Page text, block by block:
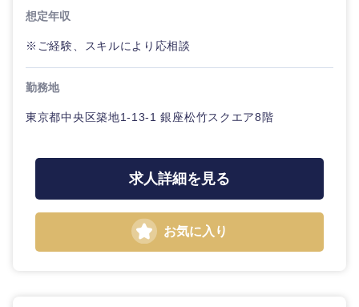
想定年収
※ご経験、スキルにより応相談
勤務地
東京都中央区築地1-13-1 銀座松竹スクエア8階
求人詳細を見る
お気に入り